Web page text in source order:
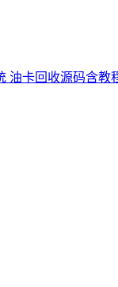
油卡回收源码含教